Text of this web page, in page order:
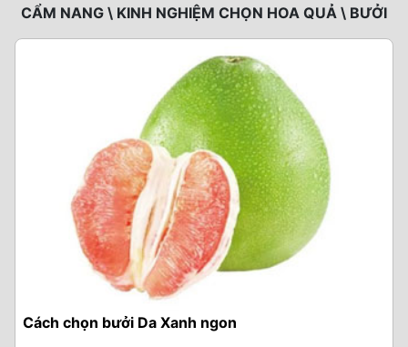
CẨM NANG \ KINH NGHIỆM CHỌN HOA QUẢ \ BƯỞI
Cách chọn bưởi Da Xanh ngon